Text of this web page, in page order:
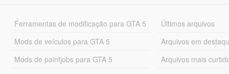
Ferramentas de modificação para GTA 5
Mods de veículos para GTA 5
Mods de paintjobs para GTA 5
Últimos arquivos
Arquivos em
Arquivos mais